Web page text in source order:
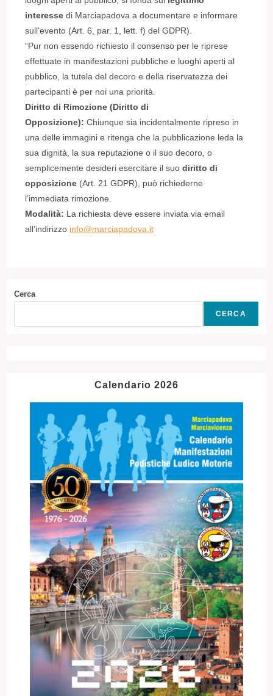
interesse di Marciapadova a documentare e informare
sull’evento (Art. 6, par. 1, lett. f) del GDPR).
“Pur non essendo richiesto il consenso per le riprese
effettuate in manifestazioni pubbliche e luoghi aperti al
pubblico, la tutela del decoro e della riservatezza dei
partecipanti è per noi una priorità.
Diritto di Rimozione (Diritto di
Opposizione): Chiunque sia incidentalmente ripreso in
una delle immagini e ritenga che la pubblicazione leda la
sua dignità, la sua reputazione o il suo decoro, o
semplicemente desideri esercitare il suodiritto di
opposizione (Art. 21 GDPR), può richiederne
l’immediata rimozione.
Modalità: La richiesta deve essere inviata via email
all’indirizzo info@marciapadova.it
Cerca
CERCA
Calendario 2026